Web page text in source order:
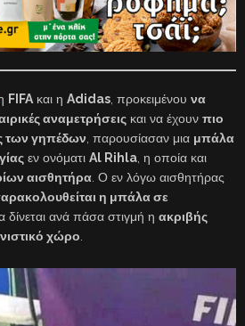
FIFA και η Adidas , προκειμένου να
αναμετρήσεις και να έχουν πιο
των γηπέδων , παρουσίασαν μια μπάλα
εν ονόματι Al Rihla , η οποία και
αισθητήρα . Ο εν λόγω αισθητήρας
η μπάλα σε
δίνεται ανά πάσα στιγμή η ακριβής
χώρο